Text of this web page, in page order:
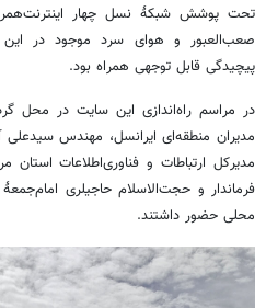
تحت پوشش شبکۀ نسل چهار
صعب‌العبور و هوای سرد موجود در این
پیچیدگی قابل توجهی همراه بود.
در مراسم راه‌اندازی این سایت در محل
مدیران منطقه‌ای ایرانسل، مهندس سیدعلی
مدیرکل ارتباطات و فناوری‌اطلاعات
فرماندار و حجت‌الاسلامحاجیلری امام‌جمعۀ
محلی حضور داشتند.